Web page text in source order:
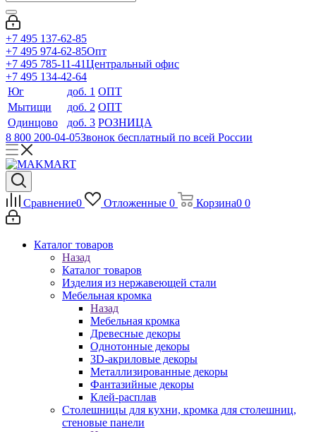
+7 495 137-62-85
+7 495 974-62-85Опт
+7 495 785-11-41Центральный офис
+7 495 134-42-64
Юг
доб. 1 ОПТ
Мытищи
доб. 2 ОПТ
Одинцово
доб. 3 РОЗНИЦА
8 800 200-04-05Звонок бесплатный по всей России
Сравнение0 Отложенные 0 Корзина0 0
Каталог товаров
Назад
Каталог товаров
Изделия из нержавеющей стали
Мебельная кромка
Назад
Мебельная кромка
Древесные декоры
Однотонные декоры
3D-акриловые декоры
Металлизированные декоры
Фантазийные декоры
Клей-расплав
Столешницы для кухни, кромка для столешниц,
стеновые панели